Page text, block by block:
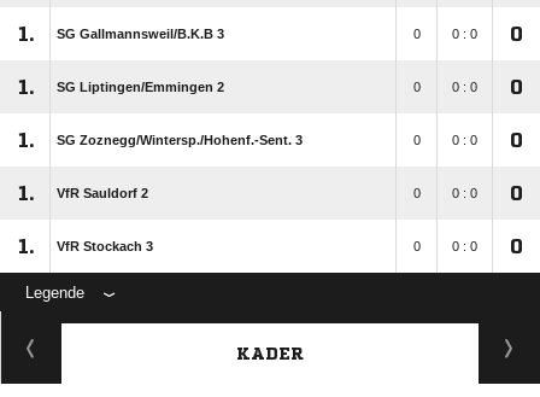
1. SG Gallmannsweil/​B.K.B 3 0 0 : 0 0
1. SG Liptingen/​Emmingen 2 0 0 : 0 0
1. SG Zoznegg/​Wintersp./​Hohenf.-Sent. 3 0 0 : 0 0
1. VfR Sauldorf 2 0 0 : 0 0
1. VfR Stockach 3 0 0 : 0 0
Legende
KADER